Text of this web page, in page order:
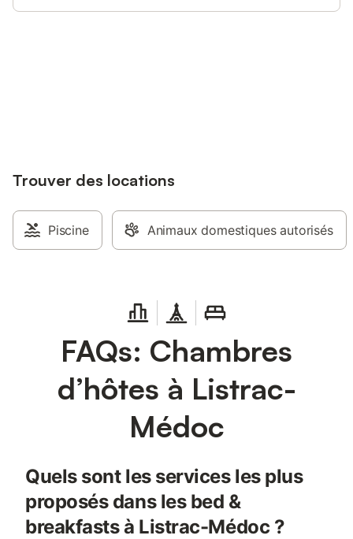
Trouver des locations
Piscine Animaux domestiques autorisés
FAQs: Chambres
d’hôtes à Listrac-
Médoc
Quels sont les services les plus
proposés dans les bed &
breakfasts à Listrac-Médoc ?